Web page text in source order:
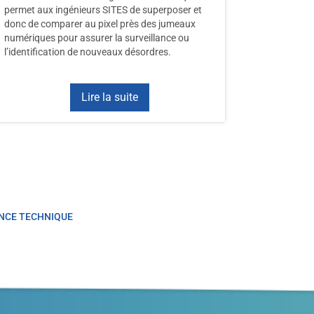
permet aux ingénieurs SITES de superposer et
donc de comparer au pixel près des jumeaux
numériques pour assurer la surveillance ou
l’identification de nouveaux désordres.
Lire la suite
TECHNIQUE